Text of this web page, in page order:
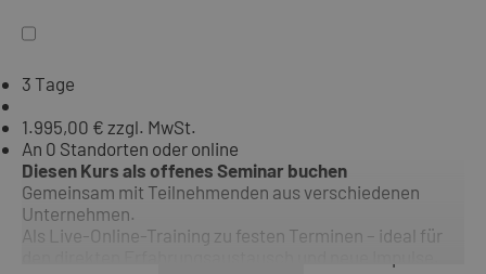
3 Tage
1.995,00 € zzgl. MwSt.
An 0 Standorten oder online
Diesen Kurs als offenes Seminar buchen
Gemeinsam mit Teilnehmenden aus verschiedenen
Unternehmen.
Als Live-Online-Training zu festen Terminen – ideal für